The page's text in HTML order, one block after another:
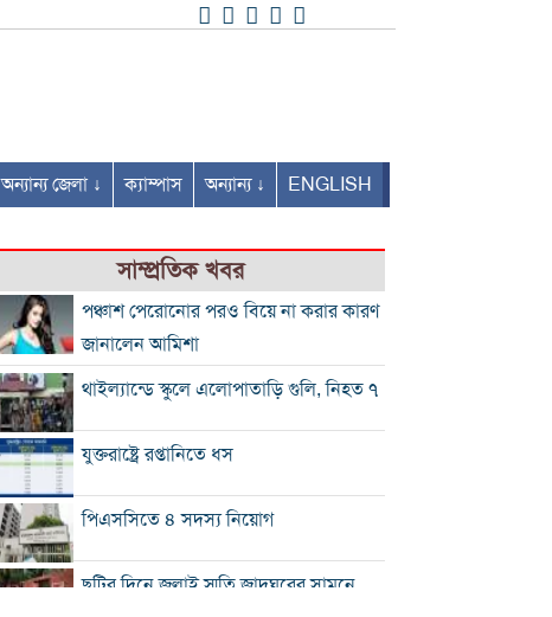
অন্যান্য জেলা ↓ ক্যাম্পাস অন্যান্য ↓ ENGLISH
সাম্প্রতিক খবর
পঞ্চাশ পেরোনোর পরও বিয়ে না করার কারণ
জানালেন আমিশা
থাইল্যান্ডে স্কুলে এলোপাতাড়ি গুলি, নিহত ৭
যুক্তরাষ্ট্রে রপ্তানিতে ধস
পিএসসিতে ৪ সদস্য নিয়োগ
ছুটির দিনে জুলাই স্মৃতি জাদুঘরের সামনে